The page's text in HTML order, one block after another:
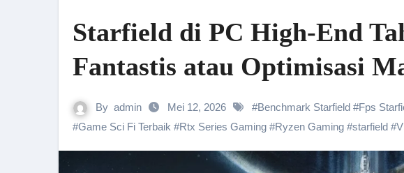
Starfield di PC High-End
Fantastis atau Optimisasi
By admin Mei 12, 2026 #Benchmark Starfield #Fps
#Game Sci Fi Terbaik #Rtx Series Gaming #Ryzen Gaming #starfield #